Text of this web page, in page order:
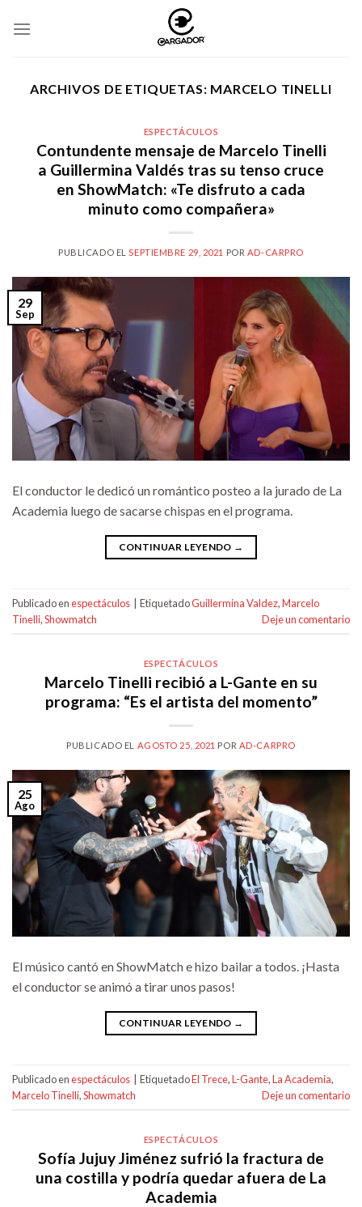
ARCHIVOS DE ETIQUETAS: MARCELO TINELLI
ESPECTÁCULOS
Contundente mensaje de Marcelo Tinelli
a Guillermina Valdés tras su tenso cruce
en ShowMatch: «Te disfruto a cada
minuto como compañera»
PUBLICADO EL SEPTIEMBRE 29, 2021 POR AD-CARPRO
29
Sep
El conductor le dedicó un romántico posteo a la jurado de La
Academia luego de sacarse chispas en el programa.
CONTINUAR LEYENDO →
Publicado enespectáculos EtiquetadoGuillermina Valdez,Marcelo
Tinelli,Showmatch Deje un comentario
ESPECTÁCULOS
Marcelo Tinelli recibió a L-Gante en su
programa: “Es el artista del momento”
PUBLICADO EL AGOSTO 25, 2021 POR AD-CARPRO
25
Ago
El músico cantó en ShowMatch e hizo bailar a todos. ¡Hasta
el conductor se animó a tirar unos pasos!
CONTINUAR LEYENDO →
Publicado enespectáculos EtiquetadoEl Trece,L-Gante,La Academia,
Marcelo Tinelli,Showmatch Deje un comentario
ESPECTÁCULOS
Sofía Jujuy Jiménez sufrió la fractura de
una costilla y podría quedar afuera de La
Academia